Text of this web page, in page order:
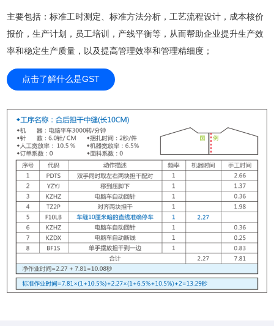
主要包括：标准工时测定、标准方法分析，工艺流程设计，成本核价
报价，生产计划，员工培训，产线平衡等，从而帮助企业提升生产效
率和稳定生产质量，以及提高管理效率和管理精细度；
点击了解什么是GST